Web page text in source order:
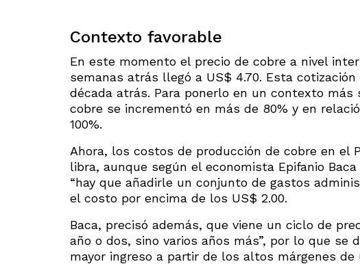
Contexto favorable
En este momento el precio de cobre a nivel
semanas atrás llegó a US$ 4.70. Esta
década atrás. Para ponerlo en un contexto
cobre se incrementó en más de 80% y en
100%.
Ahora, los costos de producción de cobre en el
libra, aunque según el economista Epifanio
“hay que añadirle un conjunto de gastos
el costo por encima de los US$ 2.00.
Baca, precisó además, que viene un ciclo de
año o dos, sino varios años más”, por lo que
mayor ingreso a partir de los altos márgenes